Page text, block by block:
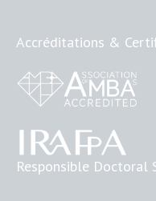
Accréditations &
Responsible Doctoral